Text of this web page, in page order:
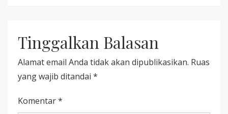
DI
SUTRADARAI
UMAY
SHAHAB
Tinggalkan Balasan
Alamat email Anda tidak akan dipublikasikan. Ruas
yang wajib ditandai *
Komentar*